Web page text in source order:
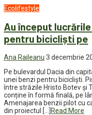
Ecolifestyle
Au început
pentru bicicliști pe
Ana Raileanu 3 decembrie
Pe bulevardul Dacia din
unei benzi pentru bicicliști.
între străzile Hristo Botev și
conține în formă finală, pe
Amenajarea benzii pilot cu
din proiectul […]
Read More